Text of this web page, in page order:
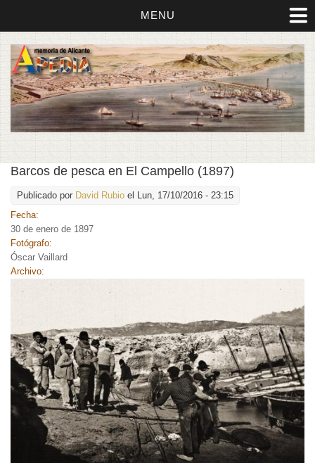
MENU
Barcos de pesca en El Campello (1897)
Publicado por David Rubio el Lun, 17/10/2016 - 23:15
Fecha:
30 de enero de 1897
Fotógrafo:
Óscar Vaillard
Archivo: